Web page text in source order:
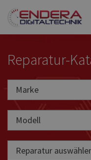
Reparatur-
MarkeMarke
Modell
Reparatur